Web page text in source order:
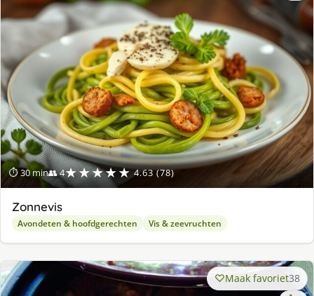
⏱ 30 min👥 4★★★★★ 4.63 (78)
Zonnevis
Avondeten & hoofdgerechten Vis & zeevruchten
Maak favoriet38